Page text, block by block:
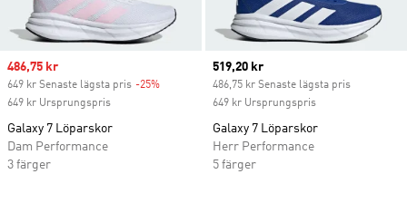
Sale price
486,75 kr
649 kr Senaste lägsta pris -25%
649 kr Ursprungspris
Galaxy 7 Löparskor
Dam Performance
3 färger
Current price
519,20 kr
486,75 kr Senaste lägsta pris
649 kr Ursprungspris
Galaxy 7 Löparskor
Herr Performance
5 färger